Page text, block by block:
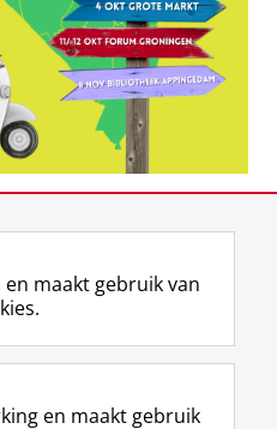
F
a
e
T
w
t
I
n
t
Y
o
T
maakt gebruik van
en maakt gebruik